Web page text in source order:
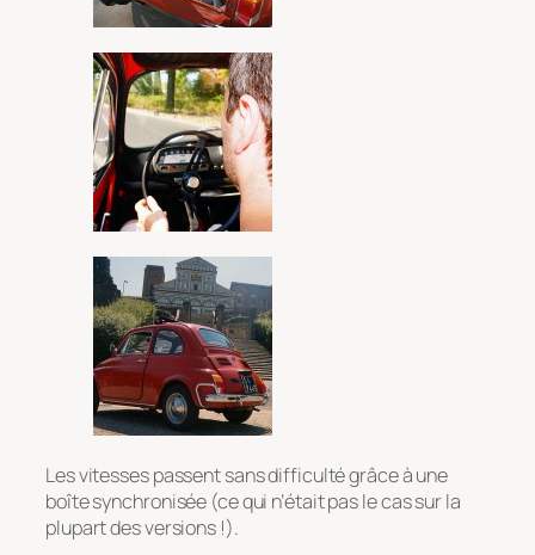
Les vitesses passent sans difficulté grâce à une
boîte synchronisée (ce qui n’était pas le cas sur la
plupart des versions !).